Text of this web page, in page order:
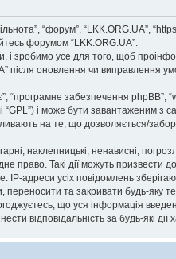
“форум”, “LKK.ORG.UA”,
форумом “LKK.ORG.UA”.
зробимо усе для того, щоб
після оновлення чи виправлення
“програмне забезпечення
“GPL”) і може бути завантаженим з
на те, що дозволяється/
наклепницькі, ненависні,
право. Такі дії можуть
адреси усіх повідомлень
та закривати будь-яку
що уся інформація
відповідальність за будь-які